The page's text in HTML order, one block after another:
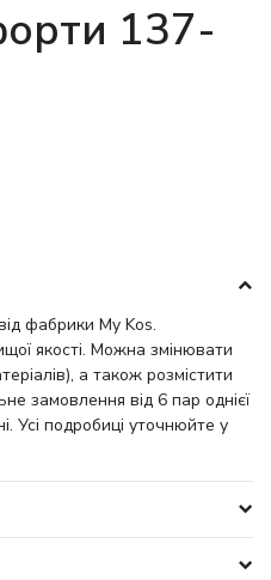
137-
фабрики My Kos.
якості. Можна змінювати
а також розмістити
замовлення від 6 пар однієї
Усі подробиці уточнюйте у